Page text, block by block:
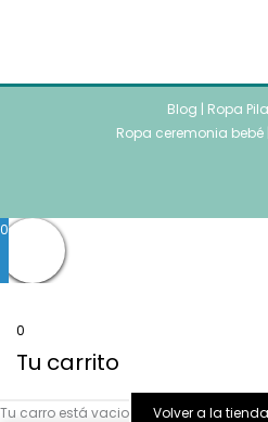
Blog | Ropa
Ropa ceremonia bebé
0
0
Tu carrito
Tu carro está vacio Volver a la tienda